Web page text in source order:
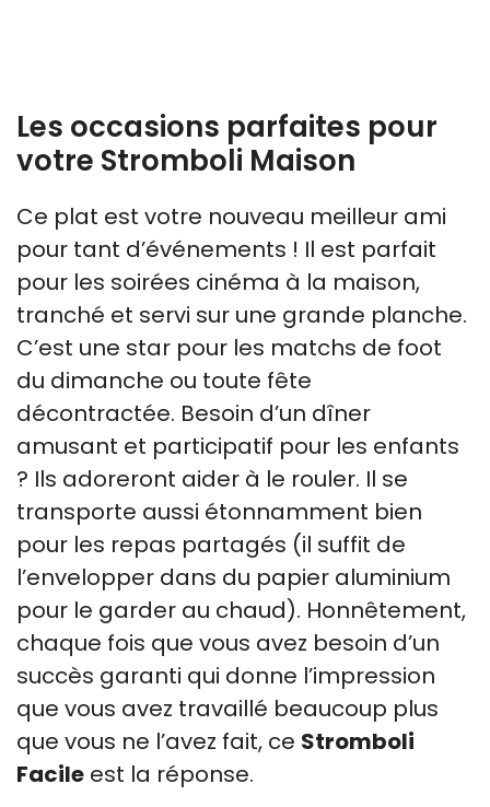
Les occasions parfaites pour
votre Stromboli Maison
Ce plat est votre nouveau meilleur ami
pour tant d’événements ! Il est parfait
pour les soirées cinéma à la maison,
tranché et servi sur une grande planche.
C’est une star pour les matchs de foot
du dimanche ou toute fête
décontractée. Besoin d’un dîner
amusant et participatif pour les enfants
? Ils adoreront aider à le rouler. Il se
transporte aussi étonnamment bien
pour les repas partagés (il suffit de
l’envelopper dans du papier aluminium
pour le garder au chaud). Honnêtement,
chaque fois que vous avez besoin d’un
succès garanti qui donne l’impression
que vous avez travaillé beaucoup plus
que vous ne l’avez fait, ce Stromboli
Facile est la réponse.